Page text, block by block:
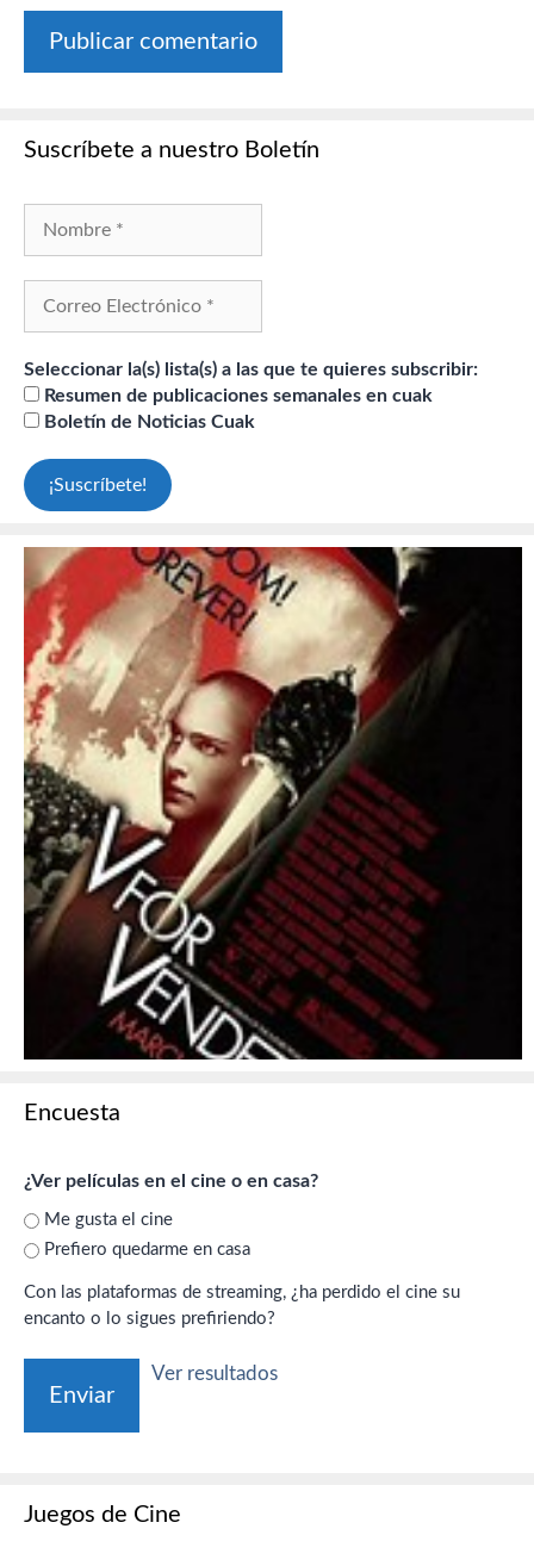
Suscríbete a nuestro Boletín
Seleccionar la(s) lista(s) a las que te quieres subscribir:
Resumen de publicaciones semanales en cuak
Boletín de Noticias Cuak
Encuesta
¿Ver películas en el cine o en casa?
Me gusta el cine
Prefiero quedarme en casa
Con las plataformas de streaming, ¿ha perdido el cine su
encanto o lo sigues prefiriendo?
Ver resultados
Juegos de Cine